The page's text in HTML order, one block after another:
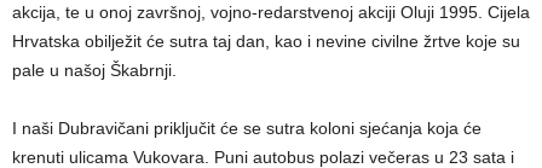
akcija, te u onoj završnoj, vojno-redarstvenoj akciji Oluji 1995. Cijela
Hrvatska obilježit će sutra taj dan, kao i nevine civilne žrtve koje su
pale u našoj Škabrnji.
I naši Dubravičani priključit će se sutra koloni sjećanja koja će
krenuti ulicama Vukovara. Puni autobus polazi večeras u 23 sata i